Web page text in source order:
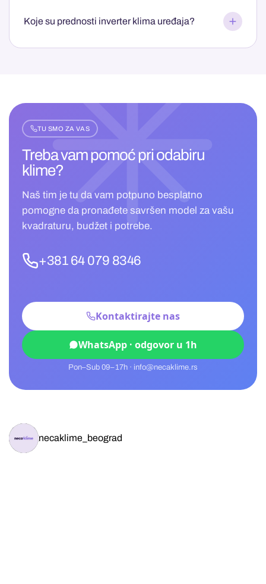
Koje su prednosti inverter klima uređaja?
TU SMO ZA VAS
Treba vam pomoć priodabiru
klime?
Naš tim je tu da vam potpuno besplatno
pomogne da pronađete savršen model za vašu
kvadraturu, budžet i potrebe.
+381 64 079 8346
Kontaktirajte nas
WhatsApp · odgovor u 1h
Pon–Sub 09–17h · info@necaklime.rs
necaklime_beograd